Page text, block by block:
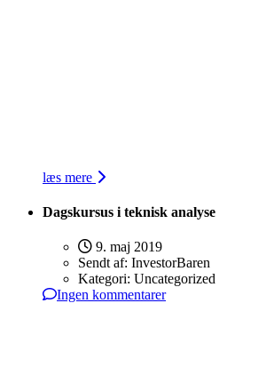
læs mere
Dagskursus i teknisk analyse
9. maj 2019
Sendt af: InvestorBaren
Kategori: Uncategorized
Ingen kommentarer